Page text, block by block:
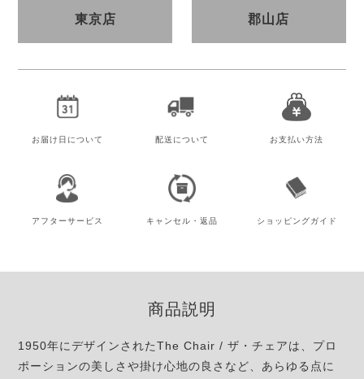
東京店 郡山店
お届け日 について 配送について お支払い方法
アフターサービス キャンセル・ 返品 ショッピングガイド
商品説明
1950年にデザインされたThe Chair / ザ・チェアは、プロ
ポーションの美しさや掛け心地の良さなど、あらゆる点に